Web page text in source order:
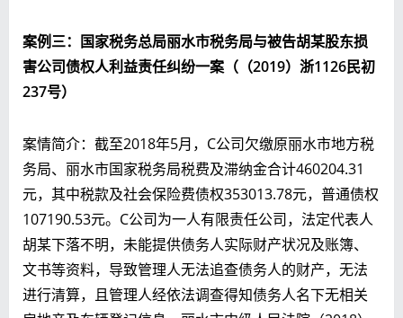
案例三：国家税务总局丽水市税务局与被告胡某股东损
害公司债权人利益责任纠纷一案（（2019）浙1126民初
237号）
案情简介：截至2018年5月，C公司欠缴原丽水市地方税
务局、丽水市国家税务局税费及滞纳金合计460204.31
元，其中税款及社会保险费债权353013.78元，普通债权
107190.53元。C公司为一人有限责任公司，法定代表人
胡某下落不明，未能提供债务人实际财产状况及账簿、
文书等资料，导致管理人无法追查债务人的财产，无法
进行清算，且管理人经依法调查得知债务人名下无相关